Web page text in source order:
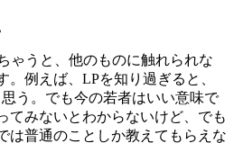
ゃうと、他のものに触れられな
。例えば、LPを知り過ぎると、
う。でも今の若者はいい意味で
てみないとわからないけど、でも
は普通のことしか教えてもらえな